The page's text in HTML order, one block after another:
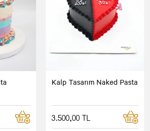
Kalp Tasarım Naked Pasta
3.500,00 TL